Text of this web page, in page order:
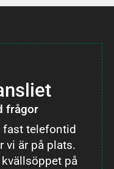
frågor
fast telefontid
vi är på plats.
på